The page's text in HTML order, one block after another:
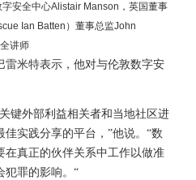
安全中心Alistair Manson，英国董事
Ian Batten）董事总监John
讲师
雷米特表示，他对与伦敦数字安
键外部利益相关者和当地社区进
实践分享的平台，”他说。“数
在真正的伙伴关系中工作以做准
犯罪的影响。“